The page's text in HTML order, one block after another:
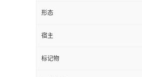
形态
宿主
标记物